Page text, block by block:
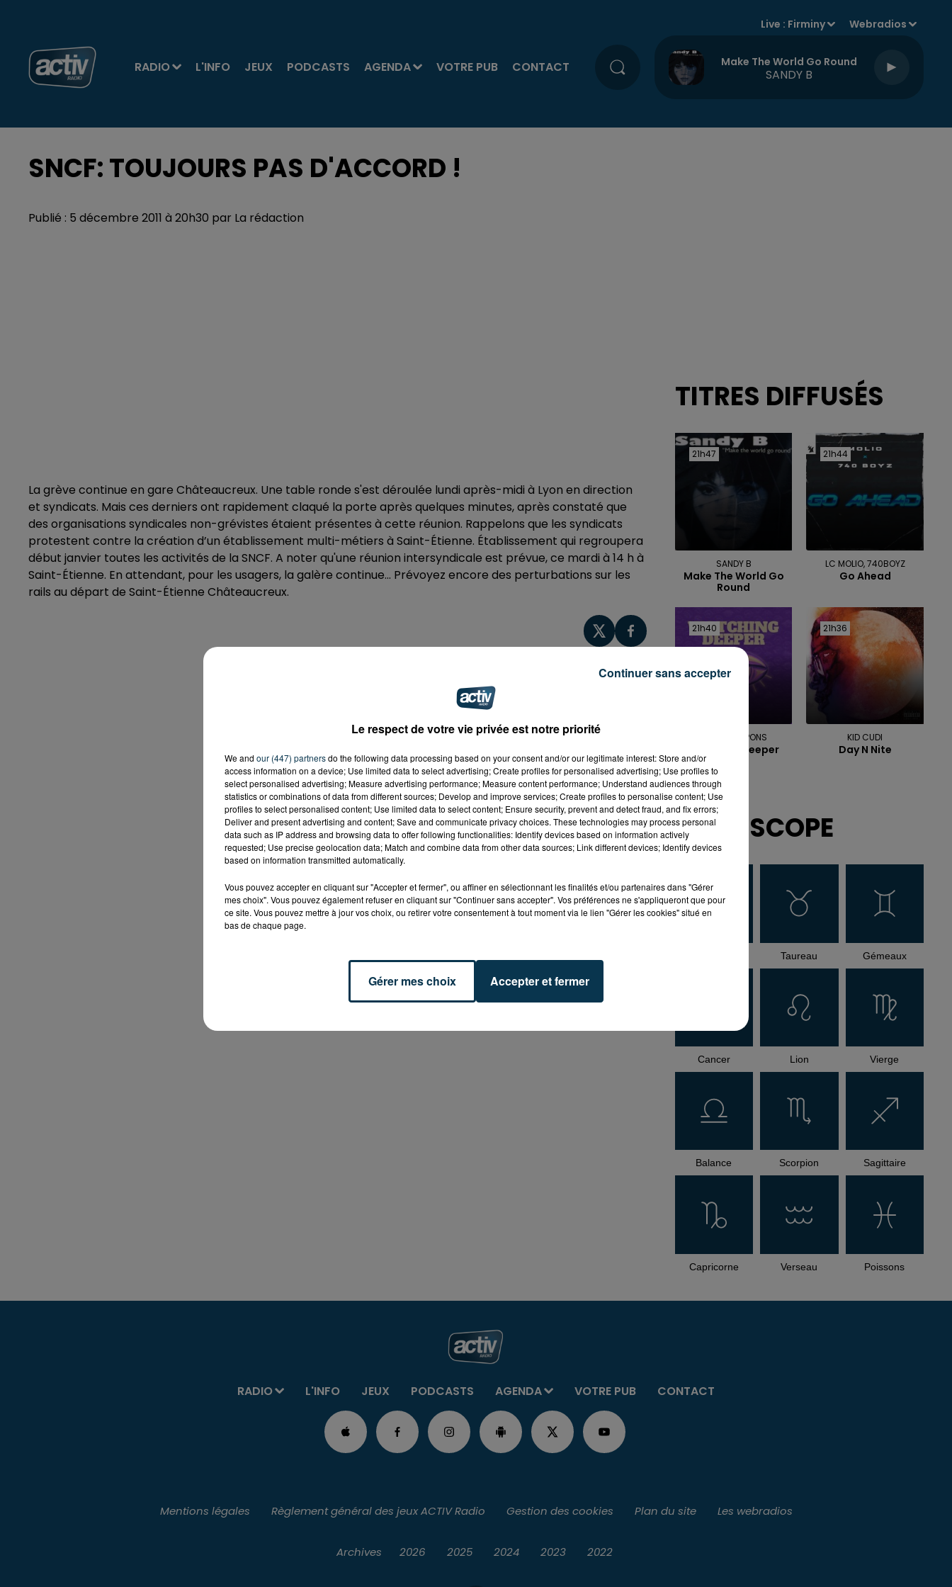
RADIO L'INFO JEUX PODCASTS AGENDA VOTRE PUB CONTACT
Live : Firminy Webradios
Make The World Go Round
SANDY B
SNCF: TOUJOURS PAS D'ACCORD !
Publié : 5 décembre 2011 à 20h30 par La rédaction
La grève continue en gare Châteaucreux. Une table ronde s'est déroulée lundi après-midi à Lyon en direction
et syndicats. Mais ces derniers ont rapidement claqué la porte après quelques minutes, après constaté que
des organisations syndicales non-grévistes étaient présentes à cette réunion. Rappelons que les syndicats
protestent contre la création d’un établissement multi-métiers à Saint-Étienne. Établissement qui regroupera
début janvier toutes les activités de la SNCF. A noter qu'une réunion intersyndicale est prévue, ce mardi à 14 h à
Saint-Étienne. En attendant, pour les usagers, la galère continue... Prévoyez encore des perturbations sur les
rails au départ de Saint-Étienne Châteaucreux.
TITRES DIFFUSÉS
21h47
21h47
SANDY B
Make The World Go
Round
21h44
21h44
LC MOLIO, 740BOYZ
Go Ahead
21h40
21h40
TOY SAINT PONS
Watching Deeper
21h36
21h36
KID CUDI
Day N Nite
HOROSCOPE
Taureau Gémeaux
Cancer Lion Vierge
Balance Scorpion Sagittaire
Capricorne Verseau Poissons
RADIO L'INFO JEUX PODCASTS AGENDA VOTRE PUB CONTACT
Mentions légales Règlement général des jeux ACTIV Radio Gestion des cookies Plan du site Les webradios
Archives 2026 2025 2024 2023 2022
Le respect de votre vie privée est notre priorité
We and our (447) partnersdo the following data processing based on your consent and/or our legitimate interest: Store and/or
access information on a device; Use limited data to select advertising; Create profiles for personalised advertising; Use profiles to
select personalised advertising; Measure advertising performance; Measure content performance; Understand audiences through
statistics or combinations of data from different sources; Develop and improve services; Create profiles to personalise content; Use
profiles to select personalised content; Use limited data to select content; Ensure security, prevent and detect fraud, and fix errors;
Deliver and present advertising and content; Save and communicate privacy choices. These technologies may process personal
data such as IP address and browsing data to offer following functionalities: Identify devices based on information actively
requested; Use precise geolocation data; Match and combine data from other data sources; Link different devices; Identify devices
based on information transmitted automatically.
Vous pouvez accepter en cliquant sur "Accepter et fermer", ou affiner en sélectionnant les finalités et/ou partenaires dans "Gérer
mes choix". Vous pouvez également refuser en cliquant sur "Continuer sans accepter". Vos préférences ne s'appliqueront que pour
ce site. Vous pouvez mettre à jour vos choix, ou retirer votre consentement à tout moment via le lien "Gérer les cookies" situé en
bas de chaque page.
Gérer mes choix Accepter et fermer
Continuer sans accepter